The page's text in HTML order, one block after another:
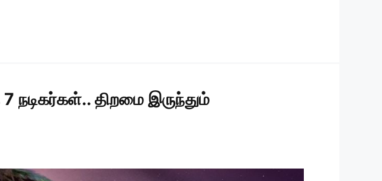
நடிகர்கள்.. திறமை இருந்தும்